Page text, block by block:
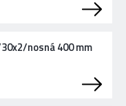
nosná 400 mm